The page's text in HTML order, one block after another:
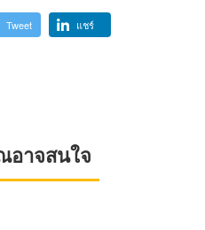
Tweet แชร์
าจสนใจ